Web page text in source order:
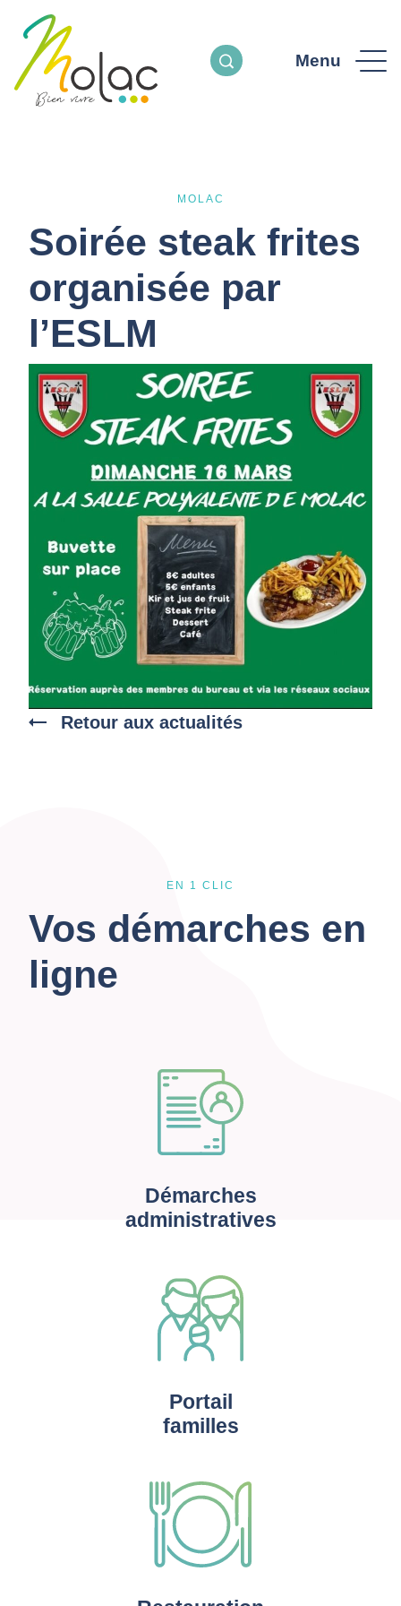
Menu
MOLAC
Soirée steak frites
organisée par
l’ESLM
Retour aux actualités
EN 1 CLIC
Vos démarches en
ligne
Démarches
administratives
Portail
familles